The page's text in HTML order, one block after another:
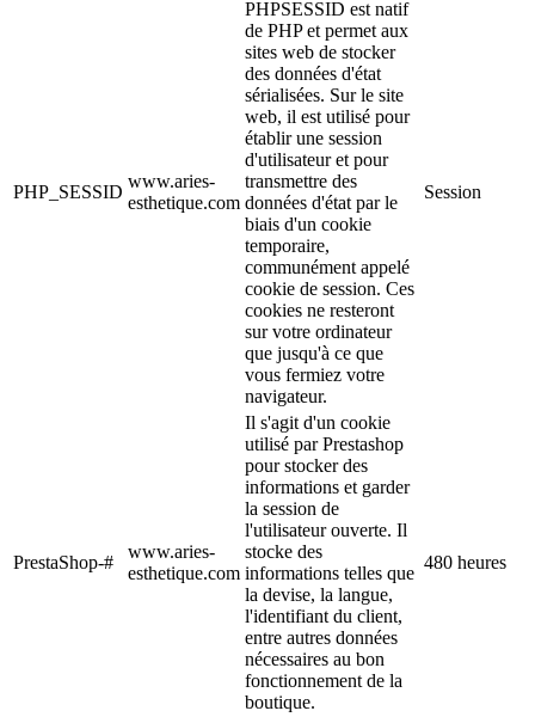
PHP_SESSID
www.aries-
esthetique.com
PHPSESSID est natif
de PHP et permet aux
sites web de stocker
des données d'état
sérialisées. Sur le site
web, il est utilisé pour
établir une session
d'utilisateur et pour
transmettre des
données d'état par le
biais d'un cookie
temporaire,
communément appelé
cookie de session. Ces
cookies ne resteront
sur votre ordinateur
que jusqu'à ce que
vous fermiez votre
navigateur.
Session
PrestaShop-#
www.aries-
esthetique.com
Il s'agit d'un cookie
utilisé par Prestashop
pour stocker des
informations et garder
la session de
l'utilisateur ouverte. Il
stocke des
informations telles que
la devise, la langue,
l'identifiant du client,
entre autres données
nécessaires au bon
fonctionnement de la
boutique.
480 heures